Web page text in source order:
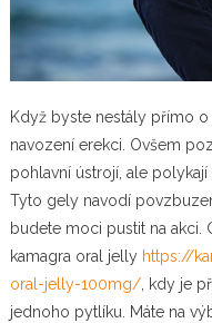
Když byste nestály přímo
navození erekci. Ovšem
pohlavní ústrojí, ale
Tyto gely navodí
budete moci pustit na akci.
kamagra oral jelly https://
oral-jelly-100mg/, kdy je
jednoho pytlíku. Máte na